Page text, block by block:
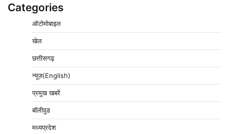
Categories
ऑटोमोबाइल
खेल
छत्तीसगढ़
न्यूज़(English)
प्रमुख खबरें
बॉलीवुड
मध्यप्रदेश